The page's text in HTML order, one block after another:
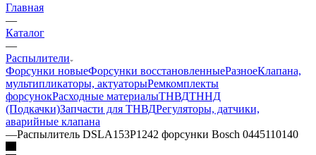
Главная
—
Каталог
—
Распылители
Форсунки новыеФорсунки восстановленныеРазноеКлапана,
мультипликаторы, актуаторыРемкомплекты
форсунокРасходные материалыТНВДТННД
(Подкачки)Запчасти для ТНВДРегуляторы, датчики,
аварийные клапана
—Распылитель DSLA153P1242 форсунки Bosch 0445110140